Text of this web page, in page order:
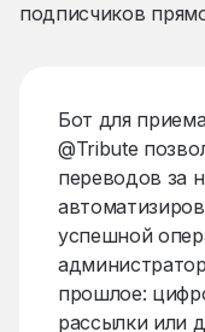
подписчиков
Бот для
@Tribute
переводов за
успешной
прошлое:
рассылки или